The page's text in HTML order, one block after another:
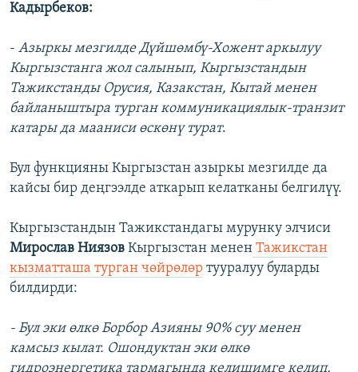
Кадырбеков:
- Азыркы мезгилде Дүйшөмбү-Хожент аркылуу
Кыргызстанга жол салынып, Кыргызстандын
Тажикстанды Орусия, Казакстан, Кытай менен
байланыштыра турган коммуникациялык-транзит
катары да мааниси өскөнү турат.
Бул функцияны Кыргызстан азыркы мезгилде да
кайсы бир деңгээлде аткарып келатканы белгилүү.
Кыргызстандын Тажикстандагы мурунку элчиси
Мирослав Ниязов Кыргызстан менен Тажикстан
кызматташа турган чөйрөлөр тууралуу буларды
билдирди:
- Бул эки өлкө Борбор Азияны 90% суу менен
камсыз кылат. Ошондуктан эки өлкө
гидроэнергетика тармагында келишимге келип,